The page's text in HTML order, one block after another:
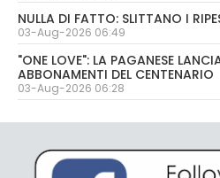
NULLA DI FATTO: SLITTANO I
03-Aug-2026 06:49
"ONE LOVE": LA PAGANESE
ABBONAMENTI DEL CENTENARIO
03-Aug-2026 06:28